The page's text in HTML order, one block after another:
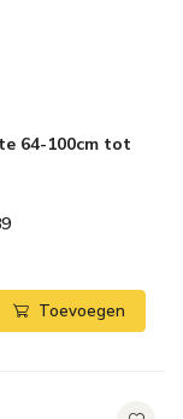
64-100cm tot
Toevoegen